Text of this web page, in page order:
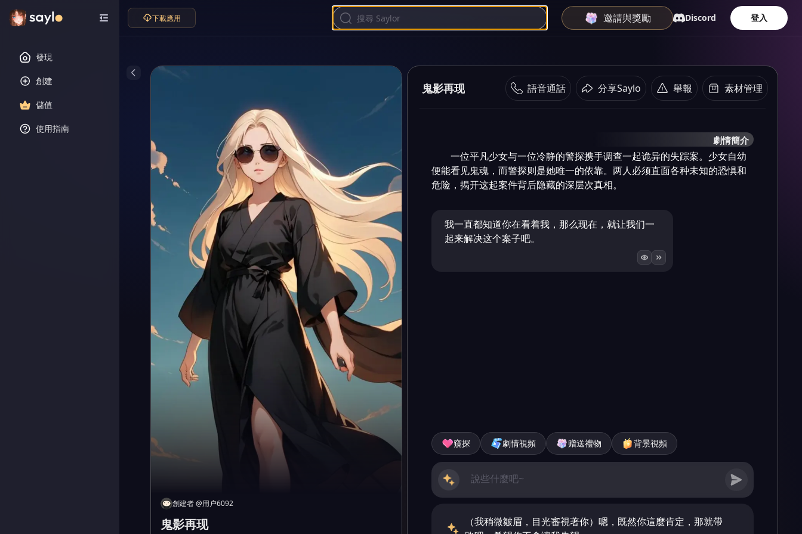
發現
創建
儲值
使用指南
下載應用 邀請與獎勵 Discord 登入
創建者@用户6092
鬼影再现
鬼影再现 語音通話 分享Saylo 舉報 素材管理
劇情簡介
一位平凡少女与一位冷静的警探携手调查一起诡异的失踪案。少女自幼
便能看见鬼魂，而警探则是她唯一的依靠。两人必须直面各种未知的恐惧和
危险，揭开这起案件背后隐藏的深层次真相。
我一直都知道你在看着我，那么现在，就让我们一
起来解决这个案子吧。
窺探 劇情視頻 赠送禮物 背景視頻
（我稍微皺眉，目光審視著你）嗯，既然你這麼肯定，那就帶